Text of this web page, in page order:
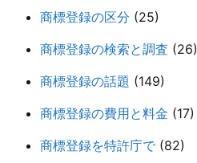
商標登録の区分 (25)
商標登録の検索と調査 (26)
商標登録の話題 (149)
商標登録の費用と料金 (17)
商標登録を特許庁で (82)